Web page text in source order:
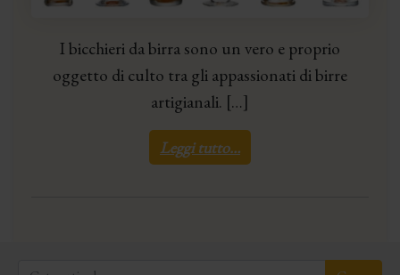
I bicchieri da birra sono un vero e proprio
oggetto di culto tra gli appassionati di birre
artigianali. […]
Leggi tutto…